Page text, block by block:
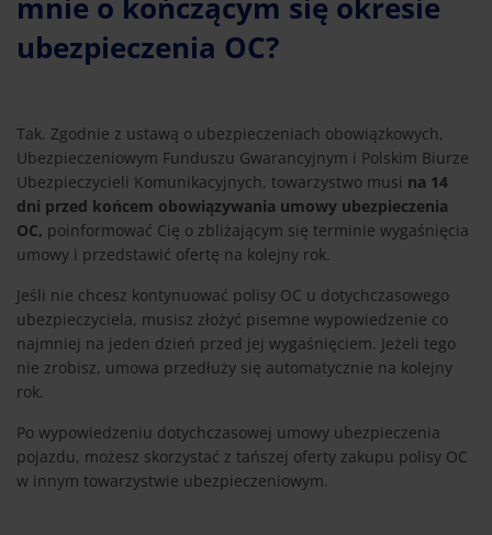
ubezpieczenia OC?
Tak. Zgodnie z ustawą o ubezpieczeniach obowiązkowych,
Ubezpieczeniowym Funduszu Gwarancyjnym i Polskim Biurze
Ubezpieczycieli Komunikacyjnych, towarzystwo musi na 14
dni przed końcem obowiązywania umowy ubezpieczenia
OC, poinformować Cię o zbliżającym się terminie wygaśnięcia
umowy i przedstawić ofertę na kolejny rok.
Jeśli nie chcesz kontynuować polisy OC u dotychczasowego
ubezpieczyciela, musisz złożyć pisemne wypowiedzenie co
najmniej na jeden dzień przed jej wygaśnięciem. Jeżeli tego
nie zrobisz, umowa przedłuży się automatycznie na kolejny
rok.
Po wypowiedzeniu dotychczasowej umowy ubezpieczenia
pojazdu, możesz skorzystać z tańszej oferty zakupu polisy OC
w innym towarzystwie ubezpieczeniowym.